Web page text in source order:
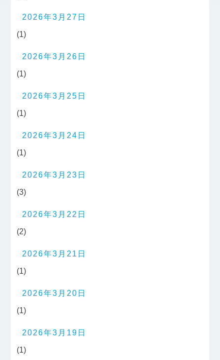
2026年3月27日
(1)
2026年3月26日
(1)
2026年3月25日
(1)
2026年3月24日
(1)
2026年3月23日
(3)
2026年3月22日
(2)
2026年3月21日
(1)
2026年3月20日
(1)
2026年3月19日
(1)